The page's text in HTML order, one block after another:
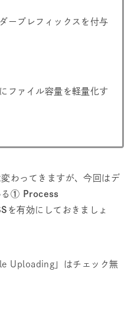
ープレフィックスを付与
ファイル容量を軽量化す
わってきますが、今回はデ
① Process
を有効にしておきましょ
Uploading」はチェック無